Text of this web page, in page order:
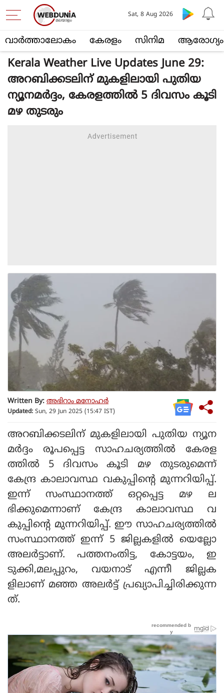
വാര്‍ത്താലോകം കേരളം സിനിമ ആരോഗ്യം
Sat, 8 Aug 2026
Kerala Weather Live Updates June 29:
അറബിക്കടലിന് മുകളിലായി പുതിയ
ന്യൂനമർദ്ദം, കേരളത്തിൽ 5 ദിവസം കൂടി
മഴ തുടരും
Written By: അഭിറാം മനോഹർ
Updated: Sun, 29 Jun 2025 (15:47 IST)
അറബിക്കടലിന് മുകളിലായി പുതിയ ന്യൂന
മര്‍ദ്ദം രൂപപ്പെട്ട സാഹചര്യത്തില്‍ കേരള
ത്തില്‍ 5 ദിവസം കൂടി മഴ തുടരുമെന്ന്
കേന്ദ്ര കാലാവസ്ഥ വകുപ്പിന്റെ മുന്നറിയിപ്പ്.
ഇന്ന് സംസ്ഥാനത്ത് ഒറ്റപ്പെട്ട മഴ ല
ഭിക്കുമെന്നാണ് കേന്ദ്ര കാലാവസ്ഥ വ
കുപ്പിന്റെ മുന്നറിയിപ്പ്. ഈ സാഹചര്യത്തില്‍
സംസ്ഥാനത്ത് ഇന്ന് 5 ജില്ലകളില്‍ യെല്ലോ
അലര്‍ട്ടാണ്. പത്തനംതിട്ട, കോട്ടയം, ഇ
ടുക്കി,മലപ്പുറം, വയനാട് എന്നീ ജില്ലക
ളിലാണ് മഞ്ഞ അലര്‍ട്ട് പ്രഖ്യാപിച്ചിരിക്കുന്ന
ത്.